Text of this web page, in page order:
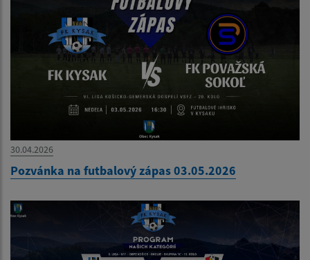
30.04.2026
Pozvánka na futbalový zápas 03.05.2026